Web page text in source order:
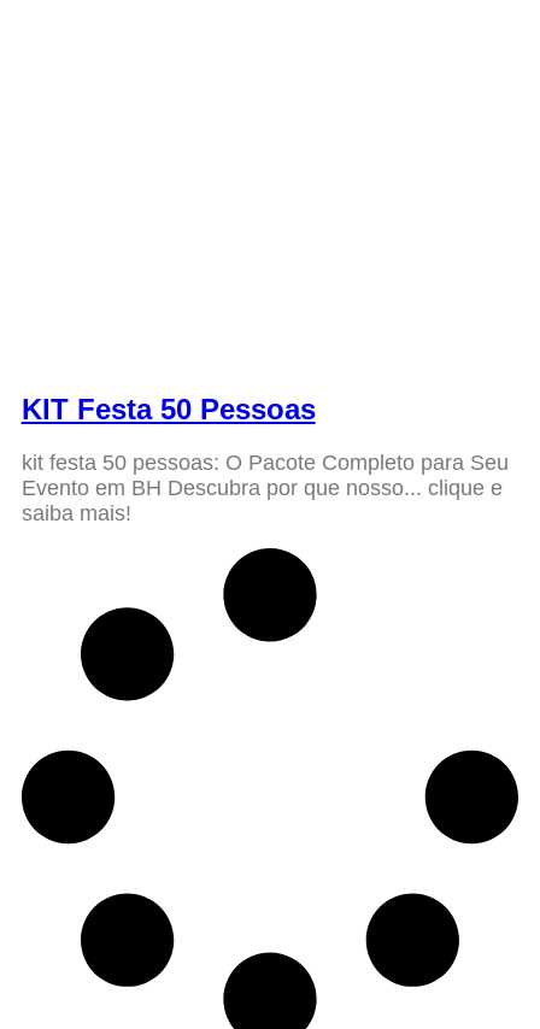
KIT Festa 50 Pessoas
kit festa 50 pessoas: O Pacote Completo para Seu
Evento em BH Descubra por que nosso... clique e
saiba mais!